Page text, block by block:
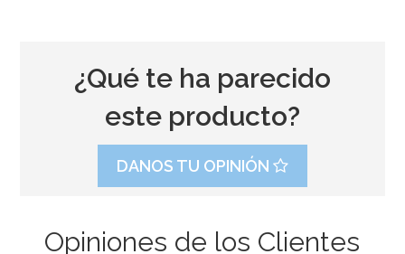
¿Qué te ha parecido
este producto?
DANOS TU OPINIÓN
Opiniones de los Clientes